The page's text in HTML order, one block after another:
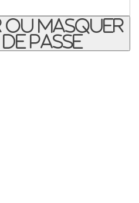
masquer
passe